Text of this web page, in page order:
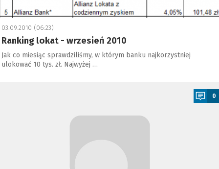
03.09.2010 (06:23)
Ranking lokat - wrzesień 2010
Jak co miesiąc sprawdziliśmy, w którym banku najkorzystniej
ulokować 10 tys. zł. Najwyżej …
0